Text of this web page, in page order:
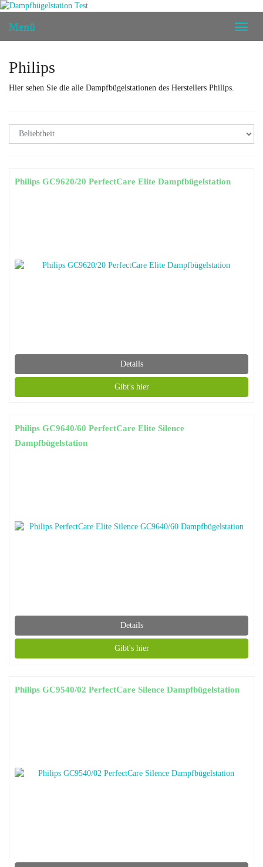
Skip
main
content
Toggle
Menü
Philips
Hier sehen Sie die alle Dampfbügelstationen des Herstellers Philips.
Philips GC9620/20 PerfectCare Elite Dampfbügelstation
Details
Gibt's hier
Philips GC9640/60 PerfectCare Elite Silence
Dampfbügelstation
Details
Gibt's hier
Philips GC9540/02 PerfectCare Silence Dampfbügelstation